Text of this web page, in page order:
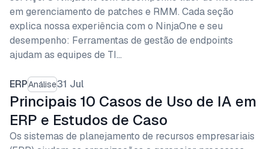
em gerenciamento de patches e RMM. Cada seção
explica nossa experiência com o NinjaOne e seu
desempenho: Ferramentas de gestão de endpoints
ajudam as equipes de TI…
ERPAnálise31 Jul
Principais 10 Casos de Uso de IA em
ERP e Estudos de Caso
Os sistemas de planejamento de recursos empresariais